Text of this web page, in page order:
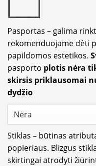
Pasportas – galima
rekomenduojame dėti
papildomos estetikos.
pasporto plotis nėra
skirsis priklausomai
dydžio
Stiklas – būtinas
popieriaus. Blizgus
skirtingai atrodyti